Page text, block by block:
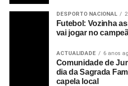
DESPORTO NACIONAL
Futebol: Vozinha
vai jogar no
ACTUALIDADE 6 anos
Comunidade de
dia da Sagrada
capela local